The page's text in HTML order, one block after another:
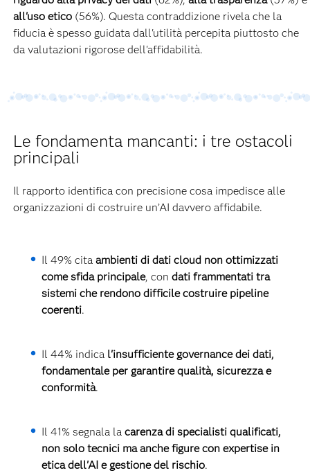
all'uso etico(56%). Questa contraddizione rivela che la
fiducia è spesso guidata dall'utilità percepita piuttosto che
da valutazioni rigorose dell'affidabilità.
Le fondamenta mancanti: i tre ostacoli
principali
Il rapporto identifica con precisione cosa impedisce alle
organizzazioni di costruire un’AI davvero affidabile.
Il 49% citaambienti di dati cloud non ottimizzati
come sfida principale, condati frammentati tra
sistemi che rendono difficile costruire pipeline
coerenti.
Il 44% indica l'insufficiente governance dei dati,
fondamentale per garantire qualità, sicurezza e
conformità.
Il 41% segnala lacarenza di specialisti qualificati,
non solo tecnici ma anche figure con expertise in
etica dell'AI e gestione del rischio.